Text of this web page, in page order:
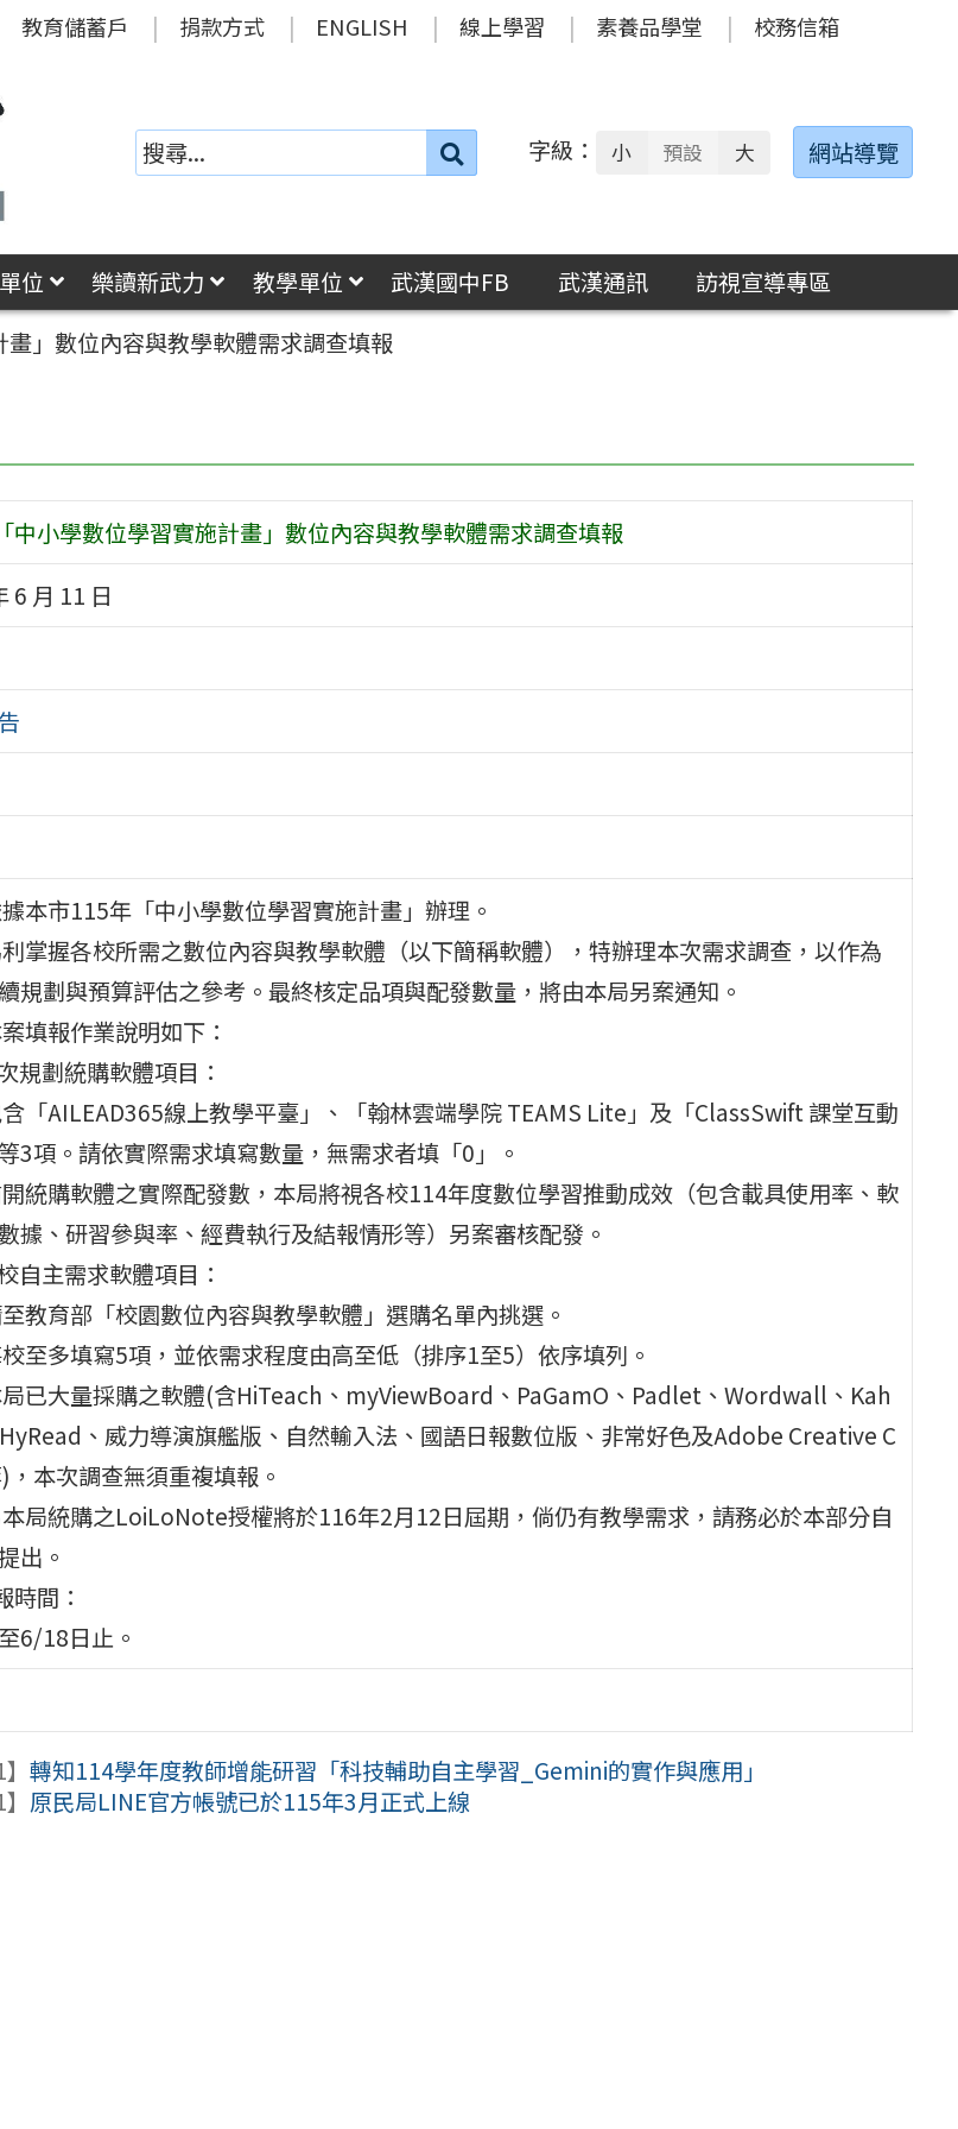
教育儲蓄戶 捐款方式 ENGLISH 線上學習 素養品學堂 校務信箱
搜
字級： 小 預設 大 網站導覽
位 樂讀新武力 教學單位 武漢國中FB 武漢通訊
訪視宣導專區
」數位內容與教學軟體需求調查填報
中小學數位學習實施計畫」數位內容與教學軟體需求調查填報
6 月 11 日
本市115年「中小學數位學習實施計畫」辦理。
掌握各校所需之數位內容與教學軟體（以下簡稱軟體），特辦理本次需求調查，以作為
規劃與預算評估之參考。最終核定品項與配發數量，將由本局另案通知。
填報作業說明如下：
規劃統購軟體項目：
含「AILEAD365線上教學平臺」、「翰林雲端學院 TEAMS Lite」及「ClassSwift 課堂互動
3項。請依實際需求填寫數量，無需求者填「0」。
開統購軟體之實際配發數，本局將視各校114年度數位學習推動成效（包含載具使用率、軟
據、研習參與率、經費執行及結報情形等）另案審核配發。
自主需求軟體項目：
至教育部「校園數位內容與教學軟體」選購名單內挑選。
校至多填寫5項，並依需求程度由高至低（排序1至5）依序填列。
局已大量採購之軟體(含HiTeach、myViewBoard、PaGamO、Padlet、Wordwall、Kah
、威力導演旗艦版、自然輸入法、國語日報數位版、非常好色及Adobe Creative C
本次調查無須重複填報。
本局統購之LoiLoNote授權將於116年2月12日屆期，倘仍有教學需求，請務必於本部分自
出。
時間：
6/18日止。
】轉知114學年度教師增能研習「科技輔助自主學習_Gemini的實作與應用」
原民局LINE官方帳號已於115年3月正式上線